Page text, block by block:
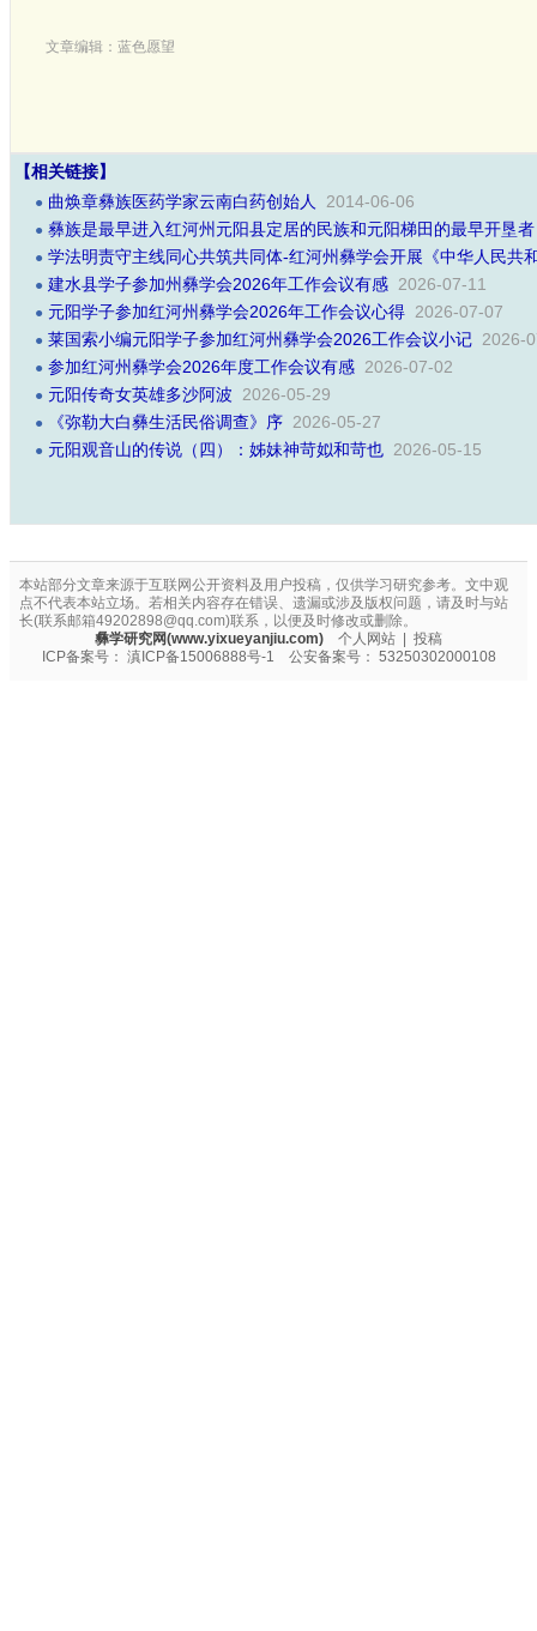
文章编辑：蓝色愿望
【相关链接】
● 曲焕章彝族医药学家云南白药创始人 2014-06-06
● 彝族是最早进入红河州元阳县定居的民族和元阳梯田的最早开垦者
● 学法明责守主线同心共筑共同体-红河州彝学会开展《中华人民共
● 建水县学子参加州彝学会2026年工作会议有感 2026-07-11
● 元阳学子参加红河州彝学会2026年工作会议心得 2026-07-07
● 莱国索小编元阳学子参加红河州彝学会2026工作会议小记 2026-
● 参加红河州彝学会2026年度工作会议有感 2026-07-02
● 元阳传奇女英雄多沙阿波 2026-05-29
● ​《弥勒大白彝生活民俗调查》序 2026-05-27
● 元阳观音山的传说（四）：姊妹神苛姒和苛也 2026-05-15
本站部分文章来源于互联网公开资料及用户投稿，仅供学习研究参考。文中观
点不代表本站立场。若相关内容存在错误、遗漏或涉及版权问题，请及时与站
长(联系邮箱49202898@qq.com)联系，以便及时修改或删除。
彝学研究网(www.yixueyanjiu.com)
个人网站
投稿
ICP备案号： 滇ICP备15006888号-1 公安备案号： 53250302000108